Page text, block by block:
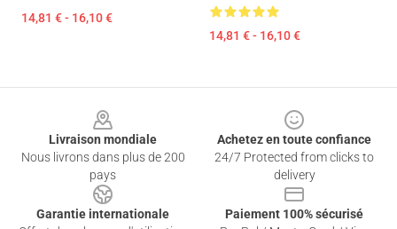
14,81 € - 16,10 €
14,81 € - 16,10 €
Livraison mondiale
Nous livrons dans plus de 200
pays
Achetez en toute confiance
24/7 Protected from clicks to
delivery
Garantie internationale
Paiement 100% sécurisé